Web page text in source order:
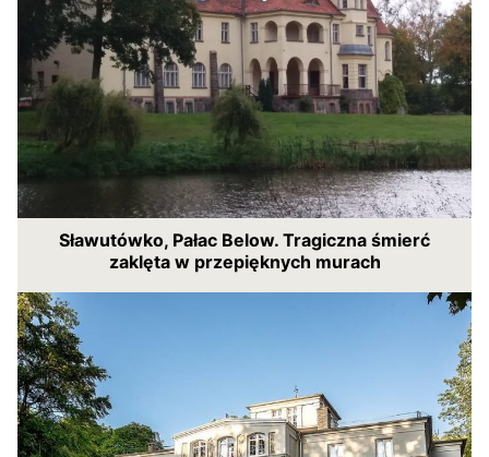
Sławutówko, Pałac Below. Tragiczna śmierć
zaklęta w przepięknych murach